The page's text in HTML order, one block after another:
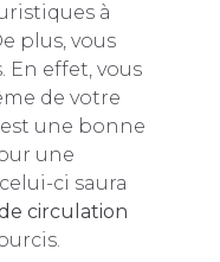
à
plus, vous
En effet, vous
de votre
une bonne
une
ci saura
circulation